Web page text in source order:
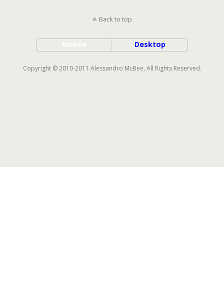
Back to top
Desktop
Copyright © 2010-2011 Alessandro McBee, All Rights Reserved.